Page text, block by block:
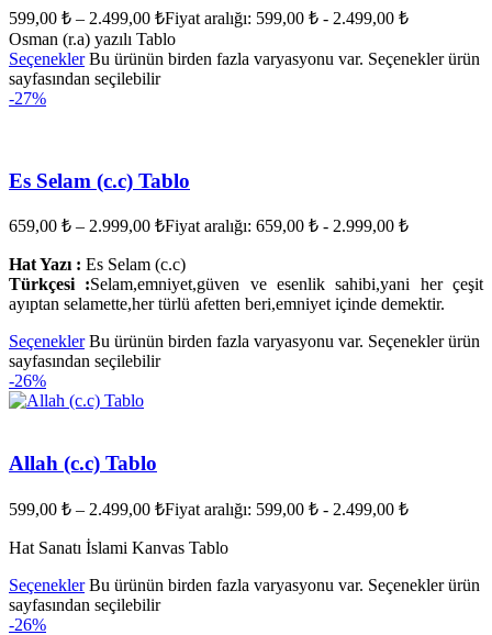
599,00 ₺ – 2.499,00 ₺Fiyat aralığı: 599,00 ₺ - 2.499,00 ₺
Osman (r.a) yazılı Tablo
Seçenekler Bu ürünün birden fazla varyasyonu var. Seçenekler ürün
sayfasından seçilebilir
-27%
Es Selam (c.c) Tablo
659,00 ₺ – 2.999,00 ₺Fiyat aralığı: 659,00 ₺ - 2.999,00 ₺
Hat Yazı : Es Selam (c.c)
Türkçesi :Selam,emniyet,güven ve esenlik sahibi,yani her çeşit
ayıptan selamette,her türlü afetten beri,emniyet içinde demektir.
Seçenekler Bu ürünün birden fazla varyasyonu var. Seçenekler ürün
sayfasından seçilebilir
-26%
Allah (c.c) Tablo
599,00 ₺ – 2.499,00 ₺Fiyat aralığı: 599,00 ₺ - 2.499,00 ₺
Hat Sanatı İslami Kanvas Tablo
Seçenekler Bu ürünün birden fazla varyasyonu var. Seçenekler ürün
sayfasından seçilebilir
-26%